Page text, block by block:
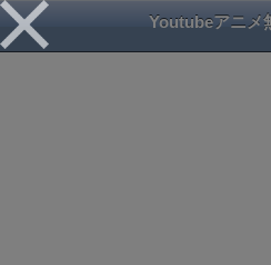
Youtubeアニメ